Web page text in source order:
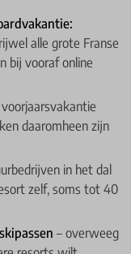
alle grote Franse
bij vooraf online
daaromheen zijn
in het dal
zelf, soms tot 40
– overweeg